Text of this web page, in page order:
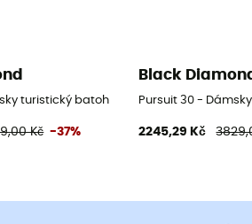
turistický batoh
Kč -37%
Black
Pursuit 30 -
2245,29 Kč